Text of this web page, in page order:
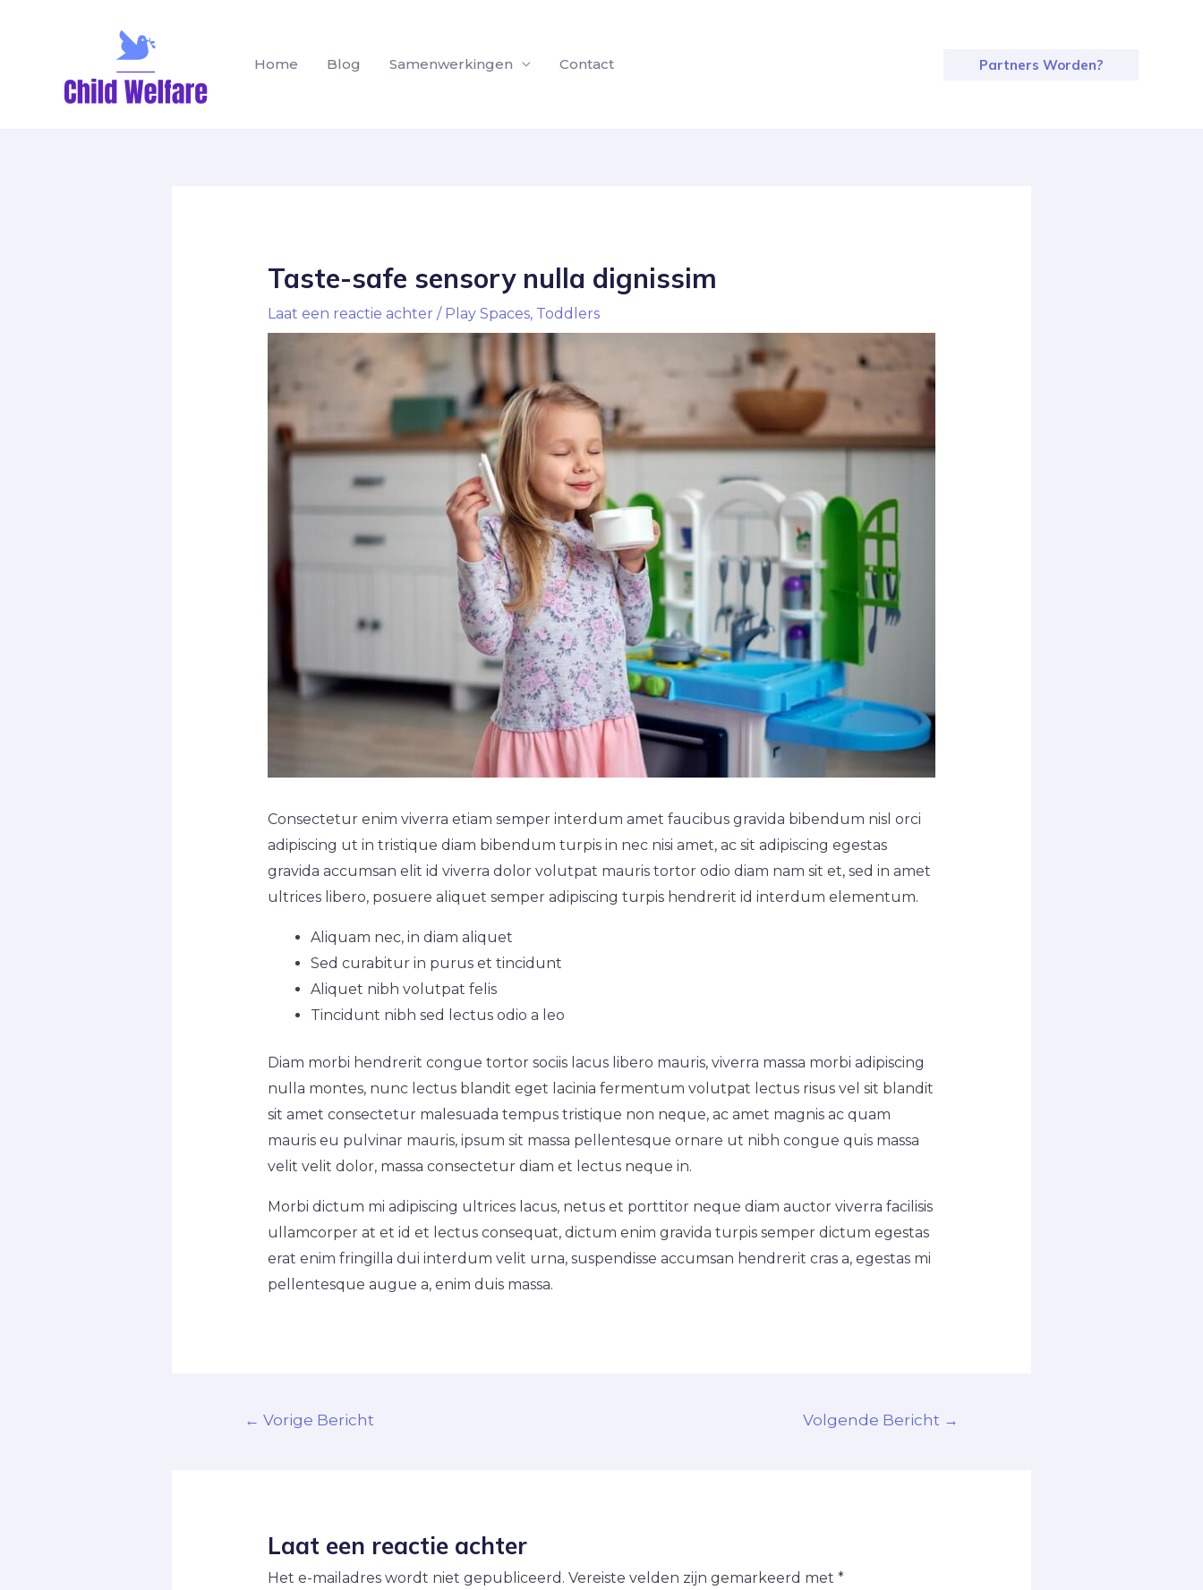
Home Blog Samenwerkingen Contact Partners Worden?
Taste-safe sensory nulla dignissim
Laat een reactie achter / Play Spaces, Toddlers
Consectetur enim viverra etiam semper interdum amet faucibus gravida bibendum nisl orci
adipiscing ut in tristique diam bibendum turpis in nec nisi amet, ac sit adipiscing egestas
gravida accumsan elit id viverra dolor volutpat mauris tortor odio diam nam sit et, sed in amet
ultrices libero, posuere aliquet semper adipiscing turpis hendrerit id interdum elementum.
Aliquam nec, in diam aliquet
Sed curabitur in purus et tincidunt
Aliquet nibh volutpat felis
Tincidunt nibh sed lectus odio a leo
Diam morbi hendrerit congue tortor sociis lacus libero mauris, viverra massa morbi adipiscing
nulla montes, nunc lectus blandit eget lacinia fermentum volutpat lectus risus vel sit blandit
sit amet consectetur malesuada tempus tristique non neque, ac amet magnis ac quam
mauris eu pulvinar mauris, ipsum sit massa pellentesque ornare ut nibh congue quis massa
velit velit dolor, massa consectetur diam et lectus neque in.
Morbi dictum mi adipiscing ultrices lacus, netus et porttitor neque diam auctor viverra facilisis
ullamcorper at et id et lectus consequat, dictum enim gravida turpis semper dictum egestas
erat enim fringilla dui interdum velit urna, suspendisse accumsan hendrerit cras a, egestas mi
pellentesque augue a, enim duis massa.
← Vorige Bericht Volgende Bericht →
Laat een reactie achter
Het e-mailadres wordt niet gepubliceerd. Vereiste velden zijn gemarkeerd met *